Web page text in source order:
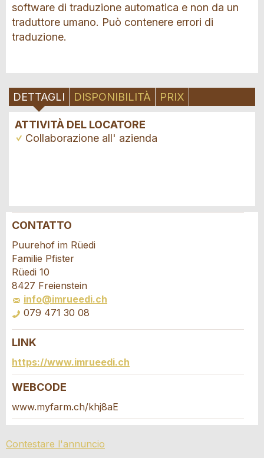
software di traduzione automatica e non da un
traduttore umano. Può contenere errori di
traduzione.
DETTAGLI DISPONIBILITÀ PRIX
ATTIVITÀ DEL LOCATORE
Collaborazione all' azienda
Contestare l'annuncio
Il tuo feedback è molto apprezzato!
Feedback generale
Questo annuncio non è più valido
Annuncio incompleto
Consigliamo l'annuncio
Raccomando questo annuncio agli amici.
CONTATTO
Puurehof im Rüedi
Familie Pfister
Rüedi 10
8427 Freienstein
info@imrueedi.ch
079 471 30 08
Richiesta di prenotazione
Scrivere un messaggio per tutte le persone
da contattare per questo annuncio.
LINK
https://www.imrueedi.ch
WEBCODE
www.myfarm.ch/khj8aE
Contestare l'annuncio